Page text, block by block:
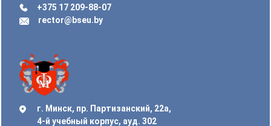
+375 17 209-88-07
rector@bseu.by
г. Минск, пр. Партизанский, 22а,
4-й учебный корпус, ауд. 302